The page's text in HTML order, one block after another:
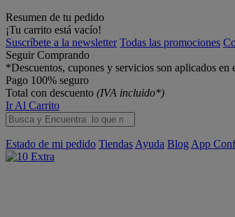
Resumen de tu pedido
¡Tu carrito está vacío!
Suscríbete a la newsletter Todas las promociones
Seguir Comprando
*Descuentos, cupones y servicios son aplicados
Pago 100% seguro
Total con descuento (IVA incluido*)
Ir Al Carrito
Estado de mi pedido Tiendas Ayuda Blog App